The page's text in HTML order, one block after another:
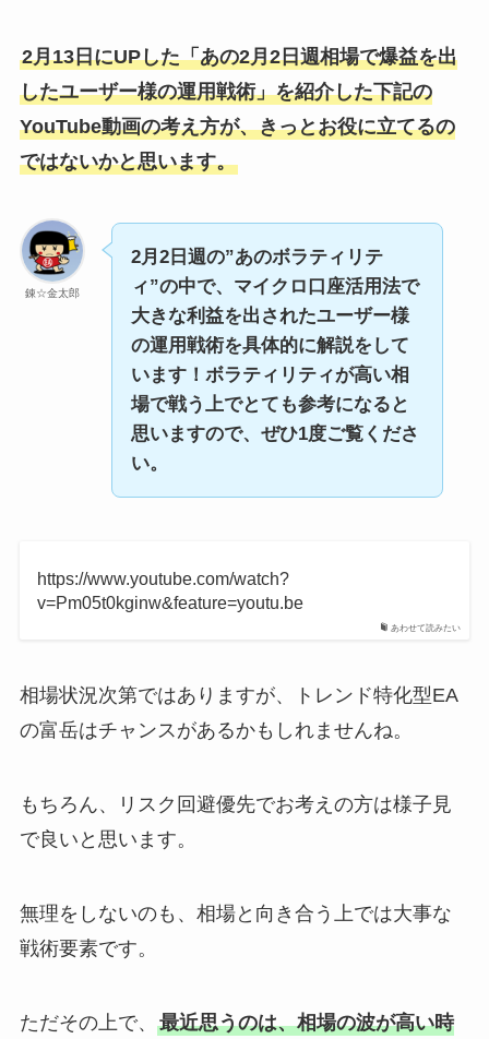
2月13日にUPした「あの2月2日週相場で爆益を出
したユーザー様の運用戦術」を紹介した下記の
YouTube動画の考え方が、きっとお役に立てるの
ではないかと思います。
錬☆金太郎
2月2日週の”あのボラティリテ
ィ”の中で、マイクロ口座活用法で
大きな利益を出されたユーザー様
の運用戦術を具体的に解説をして
います！ボラティリティが高い相
場で戦う上でとても参考になると
思いますので、ぜひ1度ご覧くださ
い。
あわせて読みたい
https://www.youtube.com/watch?
v=Pm05t0kginw&feature=youtu.be
相場状況次第ではありますが、トレンド特化型EA
の富岳はチャンスがあるかもしれませんね。
もちろん、リスク回避優先でお考えの方は様子見
で良いと思います。
無理をしないのも、相場と向き合う上では大事な
戦術要素です。
ただその上で、 最近思うのは、相場の波が高い時